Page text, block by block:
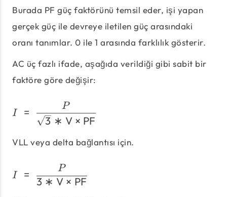
Burada PF güç faktörünü temsil eder, işi yapan
gerçek güç ile devreye iletilen güç arasındaki
oranı tanımlar. 0 ile 1 arasında farklılık gösterir.
AC üç fazlı ifade, aşağıda verildiği gibi sabit bir
faktöre göre değişir:
I =
3 ∗ V × PF
P
VLL veya delta bağlantısı için.
I =
3 ∗ V × PF
P